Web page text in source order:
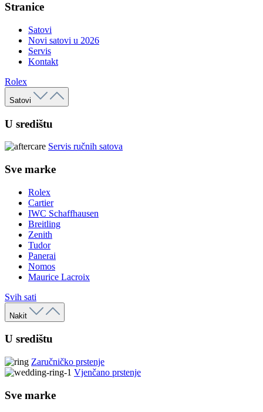
Stranice
Satovi
Novi satovi u 2026
Servis
Kontakt
Rolex
Satovi
U središtu
Servis ručnih satova
Sve marke
Rolex
Cartier
IWC Schaffhausen
Breitling
Zenith
Tudor
Panerai
Nomos
Maurice Lacroix
Svih sati
Nakit
U središtu
Zaručničko prstenje
Vjenčano prstenje
Sve marke